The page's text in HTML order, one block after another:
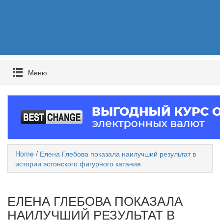
Mеню
Home / Елена Глебова показала наилучший результат в
истории эстонского фигурного катания
ЕЛЕНА ГЛЕБОВА ПОКАЗАЛА
НАИЛУЧШИЙ РЕЗУЛЬТАТ В